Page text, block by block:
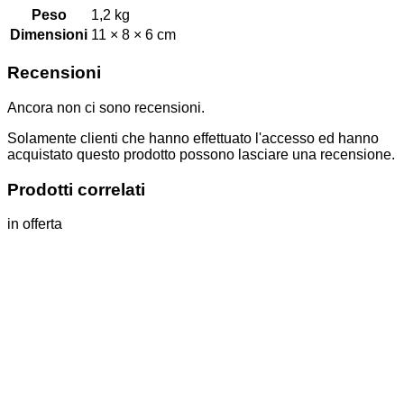
Peso
1,2 kg
Dimensioni 11 × 8 × 6 cm
Recensioni
Ancora non ci sono recensioni.
Solamente clienti che hanno effettuato l'accesso ed hanno
acquistato questo prodotto possono lasciare una recensione.
Prodotti correlati
in offerta